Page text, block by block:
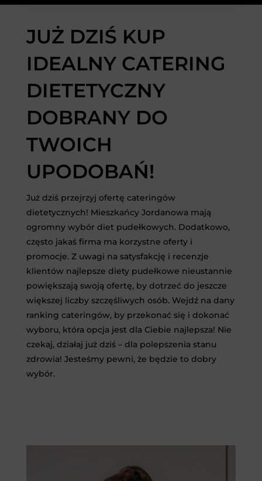
JUŻ DZIŚ KUP
IDEALNY CATERING
DIETETYCZNY
DOBRANY DO
TWOICH
UPODOBAŃ!
Już dziś przejrzyj ofertę cateringów
dietetycznych! Mieszkańcy Jordanowa mają
ogromny wybór diet pudełkowych. Dodatkowo,
często jakaś firma ma korzystne oferty i
promocje. Z uwagi na satysfakcję i recenzje
klientów najlepsze diety pudełkowe nieustannie
powiększają swoją ofertę, by dotrzeć do jeszcze
większej liczby szczęśliwych osób. Wejdź na dany
ranking cateringów, by przekonać się i dokonać
wyboru, która opcja jest dla Ciebie najlepsza! Nie
czekaj, działaj już dziś – dla polepszenia stanu
zdrowia! Jesteśmy pewni, że będzie to dobry
wybór.